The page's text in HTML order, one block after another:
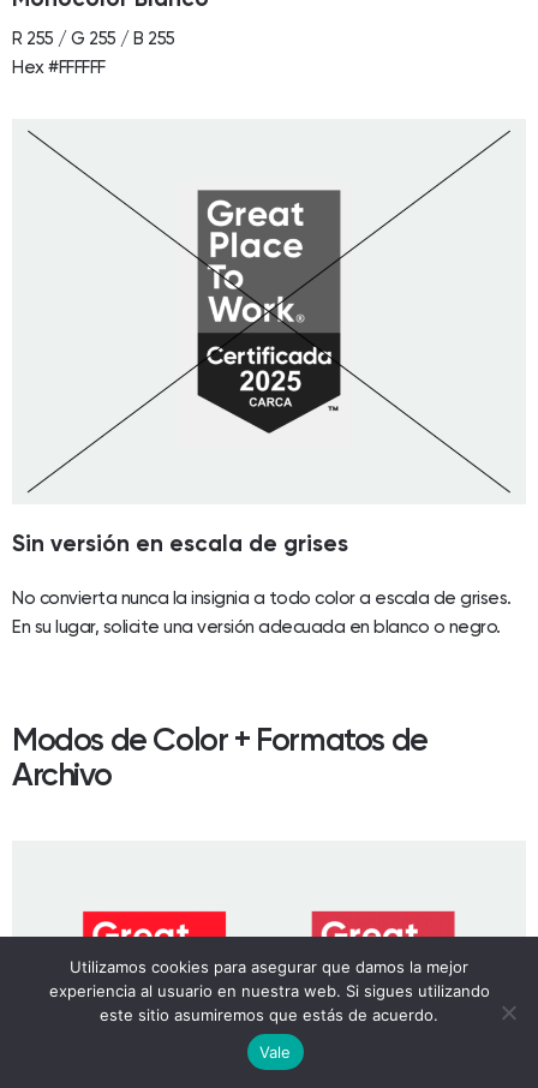
R 255 / G 255 / B 255
Hex #FFFFFF
Sin versión en escala de grises
No convierta nunca la insignia a todo color a escala de grises.
En su lugar, solicite una versión adecuada en blanco o negro.
Modos de Color + Formatos de
Archivo
English
Utilizamos cookies para asegurar que damos la mejor
experiencia al usuario en nuestra web. Si sigues utilizando
este sitio asumiremos que estás de acuerdo.
Vale